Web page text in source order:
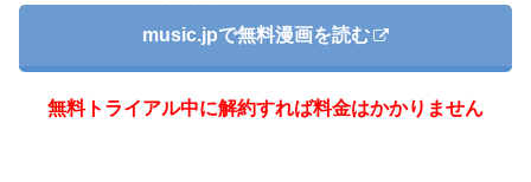
music.jpで無料漫画を読む
無料トライアル中に解約すれば料金はかかりません